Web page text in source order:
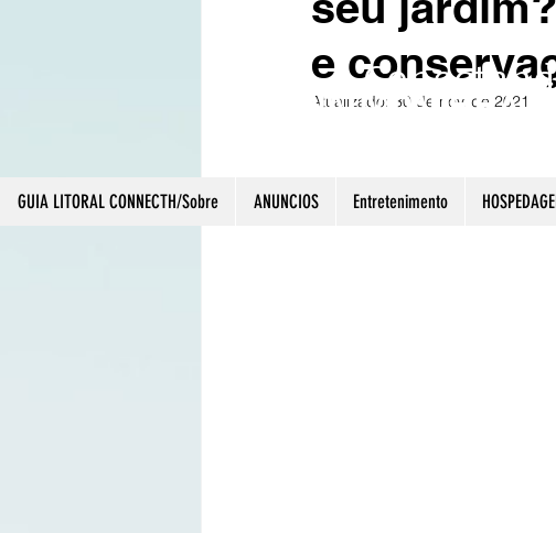
GUIA LITORAL CONNECTH/Sobre ANUNCIOS Entretenimento
e
Atualizado: 30 de nov. de 2021
CRIATIVIDADE É A